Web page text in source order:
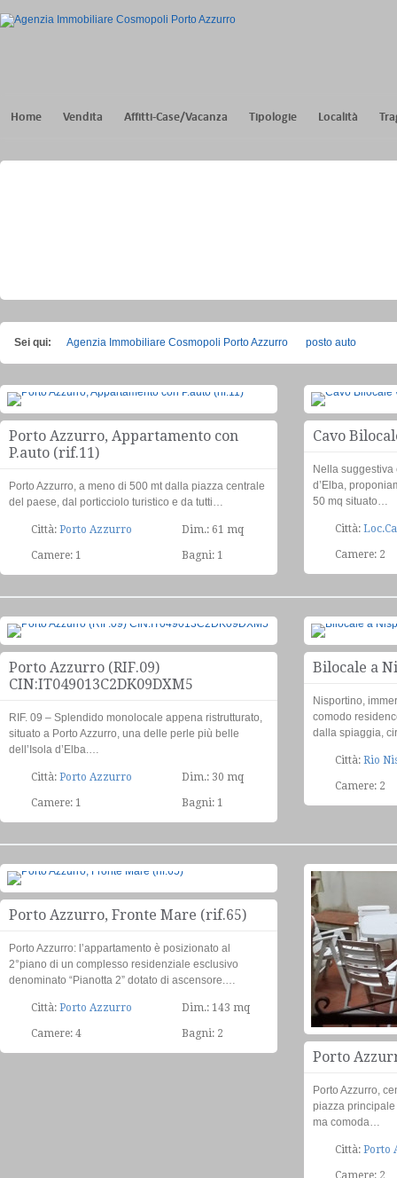
Home Vendita Affitti-Case/Vacanza Tipologie Località
Sei qui: Agenzia Immobiliare Cosmopoli Porto Azzurro posto auto
Appartamento
€239.000
Porto Azzurro, Appartamento con
P.auto (rif.11)
Porto Azzurro, a meno di 500 mt dalla piazza centrale
del paese, dal porticciolo turistico e da tutti…
Città: Porto Azzurro Dim.: 61 mq
Camere: 1 Bagni: 1
Cavo
Nella suggestiva
d’Elba,
50 mq situato…
Città:
Camere: 2
Appartamento
€600
Porto Azzurro (RIF.09)
CIN:IT049013C2DK09DXM5
RIF. 09 – Splendido monolocale appena ristrutturato,
situato a Porto Azzurro, una delle perle più belle
dell’Isola d’Elba.…
Città: Porto Azzurro Dim.: 30 mq
Camere: 1 Bagni: 1
Bilocale a
Nisportino,
comodo
dalla spiaggia,
Città: Rio
Camere: 2
apaprtamento
Chiama per informazioni
Porto Azzurro, Fronte Mare (rif.65)
Porto Azzurro: l’appartamento è posizionato al
2°piano di un complesso residenziale esclusivo
denominato “Pianotta 2” dotato di ascensore.…
Città: Porto Azzurro Dim.: 143 mq
Camere: 4 Bagni: 2
Porto
Porto Azzurro,
piazza
ma comoda…
Città: Porto
Camere: 2